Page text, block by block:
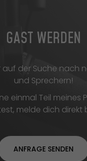
GAST WERDEN
auf der Suche nach
und Sprechern!
einmal Teil meines
melde dich direkt
ANFRAGE SENDEN